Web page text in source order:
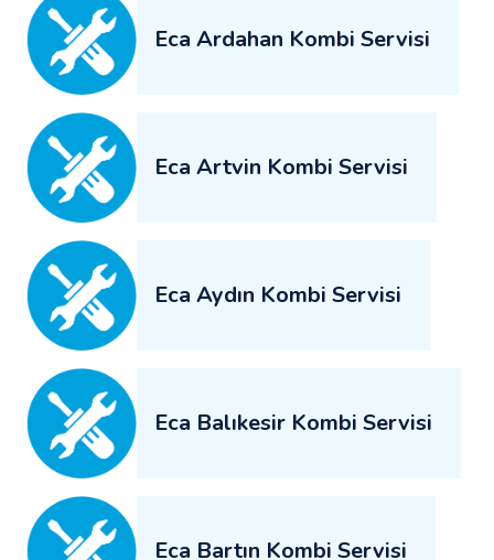
Eca Ardahan Kombi Servisi
Eca Artvin Kombi Servisi
Eca Aydın Kombi Servisi
Eca Balıkesir Kombi Servisi
Eca Bartın Kombi Servisi